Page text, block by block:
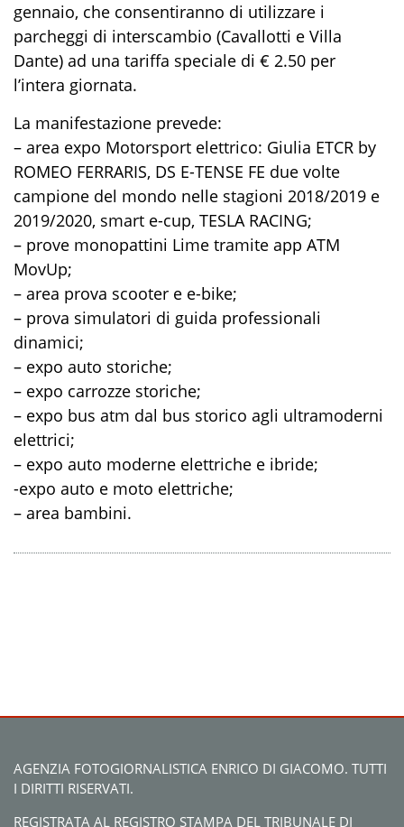
gennaio, che consentiranno di utilizzare i
parcheggi di interscambio (Cavallotti e Villa
Dante) ad una tariffa speciale di € 2.50 per
l’intera giornata.
La manifestazione prevede:
– area expo Motorsport elettrico: Giulia ETCR by
ROMEO FERRARIS, DS E-TENSE FE due volte
campione del mondo nelle stagioni 2018/2019 e
2019/2020, smart e-cup, TESLA RACING;
– prove monopattini Lime tramite app ATM
MovUp;
– area prova scooter e e-bike;
– prova simulatori di guida professionali
dinamici;
– expo auto storiche;
– expo carrozze storiche;
– expo bus atm dal bus storico agli ultramoderni
elettrici;
– expo auto moderne elettriche e ibride;
-expo auto e moto elettriche;
– area bambini.
AGENZIA FOTOGIORNALISTICA ENRICO DI GIACOMO. TUTTI
I DIRITTI RISERVATI.
REGISTRATA AL REGISTRO STAMPA DEL TRIBUNALE DI